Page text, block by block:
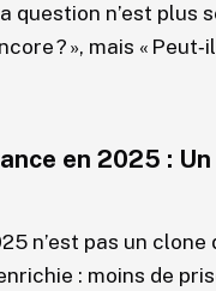
question n’est plus
? », mais «
en 2025 :
n’est pas un clone
: moins de